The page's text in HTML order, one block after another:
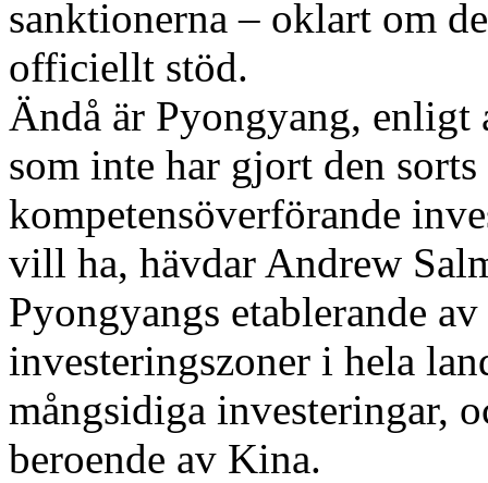
sanktionerna – oklart om
officiellt stöd.
Ändå är Pyongyang,
som inte har gjort den
kompetensöverförande
vill ha, hävdar Andrew
Pyongyangs etablerande
investeringszoner i hela
mångsidiga investeringar,
beroende av Kina.